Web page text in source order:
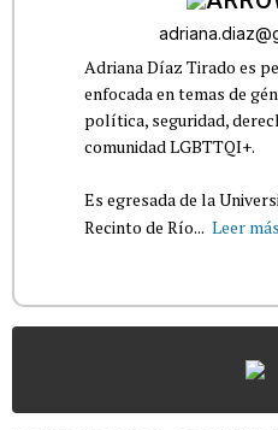
Adriana Díaz Tirado es
enfocada en temas de
política, seguridad,
comunidad LGBTTQI+.
Es egresada de la
Recinto de Río... Leer más